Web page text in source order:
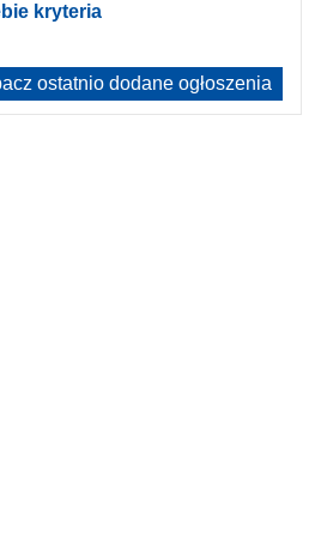
kryteria
ostatnio dodane ogłoszenia